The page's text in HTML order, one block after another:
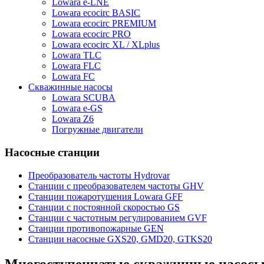
Lowara e-LNE
Lowara ecocirc BASIC
Lowara ecocirc PREMIUM
Lowara ecocirc PRO
Lowara ecocirc XL / XLplus
Lowara TLC
Lowara FLC
Lowara FC
Скважинные насосы
Lowara SCUBA
Lowara e-GS
Lowara Z6
Погружные двигатели
Насосные станции
Преобразователь частоты Hydrovar
Станции с преобразователем частоты GHV
Станции пожаротушения Lowara GFF
Станции с постоянной скоростью GS
Станции с частотным регулированием GVF
Станции противопожарные GEN
Станции насосные GXS20, GMD20, GTKS20